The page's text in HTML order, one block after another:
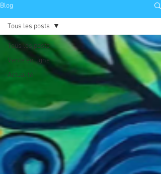
Blog
Tous les posts
Vente en ligne
Actualité
Tous les posts